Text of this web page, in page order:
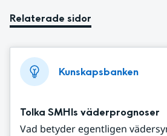
Relaterade sidor
Kunskapsbanken
Tolka SMHIs väderprognoser
Vad betyder egentligen